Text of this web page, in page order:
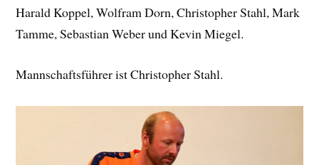
Harald Koppel, Wolfram Dorn, Christopher Stahl, Mark
Tamme, Sebastian Weber und Kevin Miegel.
Mannschaftsführer ist Christopher Stahl.